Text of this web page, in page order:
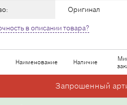
Оригинал
в описании товара?
Наименование Наличие
Запрошенный